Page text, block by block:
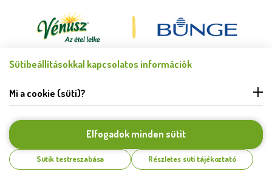
Sütibeállításokkal kapcsolatos információk
Mi a cookie (süti)?
Elfogadok minden sütit
Sütik testreszabása Részletes süti tájékoztató
Minden jog fenntartva © Bunge Zrt. 2026.
ADATKEZELÉSI TÁJÉKOZTATÓ
COOKIE BEÁLLÍTÁSOK
KAPCSOLAT